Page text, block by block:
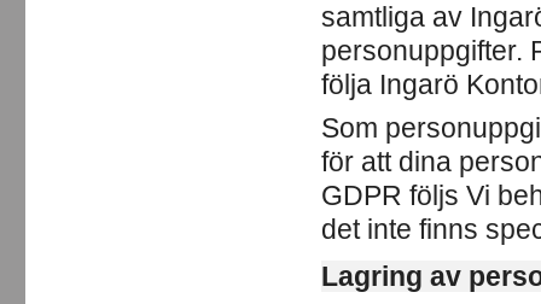
samtliga av
personuppgifter.
följa Ingarö
Som
för att dina
GDPR följs Vi
det inte finns
Lagring av